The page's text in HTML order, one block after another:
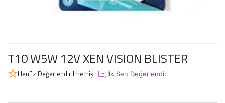
T10 W5W 12V XEN VISION BLISTER
Henüz Değerlendirilmemiş İlk Sen Değerlendir